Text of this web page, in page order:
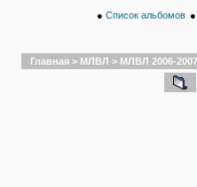
● Список альбомов ●
Главная > МЛВЛ > МЛВЛ 2006-2007